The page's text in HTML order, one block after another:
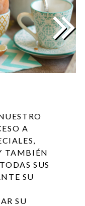
A
TAMBIÉN
SUS
SU
SU